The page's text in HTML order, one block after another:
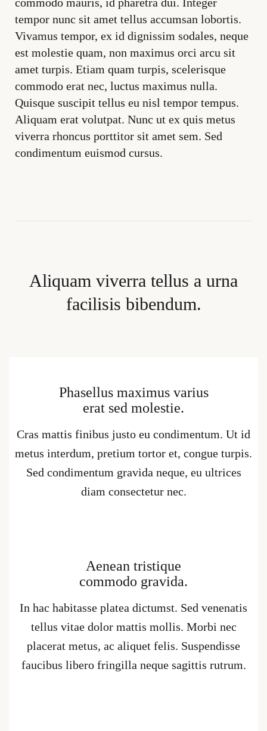
tempor nunc sit amet tellus accumsan lobortis.
Vivamus tempor, ex id dignissim sodales, neque
est molestie quam, non maximus orci arcu sit
amet turpis. Etiam quam turpis, scelerisque
commodo erat nec, luctus maximus nulla.
Quisque suscipit tellus eu nisl tempor tempus.
Aliquam erat volutpat. Nunc ut ex quis metus
viverra rhoncus porttitor sit amet sem. Sed
condimentum euismod cursus.
Aliquam viverra tellus a urna
facilisis bibendum.
Phasellus maximus varius
erat sed molestie.
Cras mattis finibus justo eu condimentum. Ut id
metus interdum, pretium tortor et, congue turpis.
Sed condimentum gravida neque, eu ultrices
diam consectetur nec.
Aenean tristique
commodo gravida.
In hac habitasse platea dictumst. Sed venenatis
tellus vitae dolor mattis mollis. Morbi nec
placerat metus, ac aliquet felis. Suspendisse
faucibus libero fringilla neque sagittis rutrum.